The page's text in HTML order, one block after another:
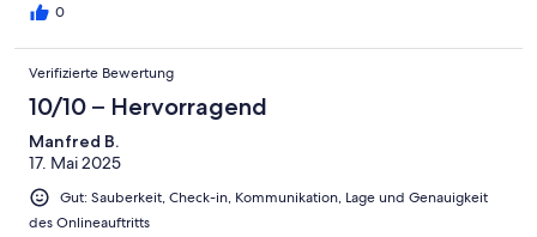
0
Verifizierte Bewertung
10/10 – Hervorragend
Manfred B.
17. Mai 2025
Gut: Sauberkeit, Check-in, Kommunikation, Lage und Genauigkeit
des Onlineauftritts